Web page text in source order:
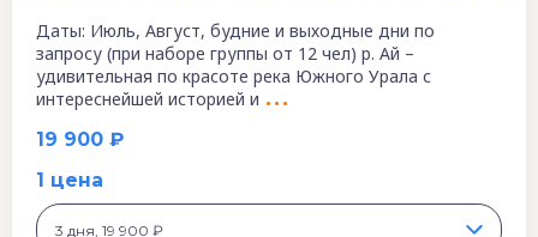
19 900 ₽
Даты: Июль, Август, будние и выходные дни по
запросу (при наборе группы от 12 чел) р. Ай –
удивительная по красоте река Южного Урала с
интереснейшей историей и
1 цена
3 дня, 19 900 ₽